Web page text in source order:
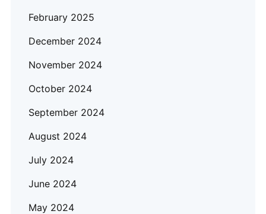
February 2025
December 2024
November 2024
October 2024
September 2024
August 2024
July 2024
June 2024
May 2024